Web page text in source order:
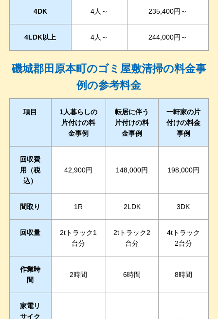
4DK 4人～ 235,400円～
4LDK以上 4人～ 244,000円～
磯城郡田原本町のゴミ屋敷清掃の料金事
例の参考料金
項目
1人暮らしの
片付けの料
金事例
転居に伴う
片付けの料
金事例
一軒家の片
付けの料金
事例
回収費
用（税
込）
42,900円 148,000円 198,000円
間取り 1R 2LDK 3DK
回収量
2tトラック1
台分
2tトラック2
台分
4tトラック
2台分
作業時
間
2時間 6時間 8時間
家電リ
サイク